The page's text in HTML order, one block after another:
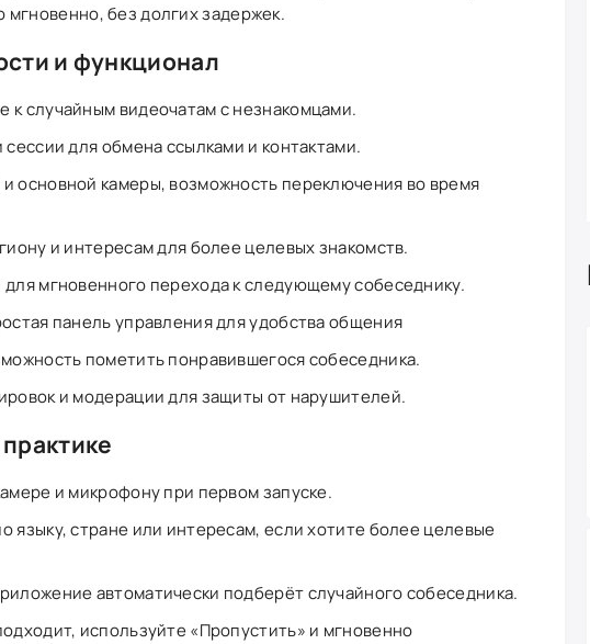
без долгих задержек.
и функционал
к случайным видеочатам с незнакомцами.
сессии для обмена ссылками и контактами.
основной камеры, возможность переключения во время
и интересам для более целевых знакомств.
для мгновенного перехода к следующему собеседнику.
панель управления для удобства общения
пометить понравившегося собеседника.
и модерации для защиты от нарушителей.
и микрофону при первом запуске.
языку, стране или интересам, если хотите более целевые
автоматически подберёт случайного собеседника.
используйте «Пропустить» и мгновенно